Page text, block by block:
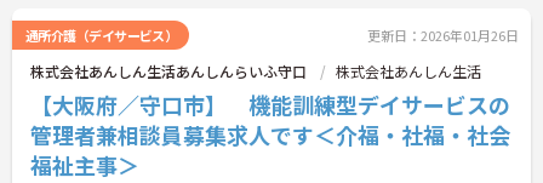
通所介護（デイサービス） 更新日：2026年01月26日
株式会社あんしん生活あんしんらいふ守口 株式会社あんしん生活
【大阪府／守口市】 機能訓練型デイサービスの
管理者兼相談員募集求人です＜介福・社福・社会
福祉主事＞